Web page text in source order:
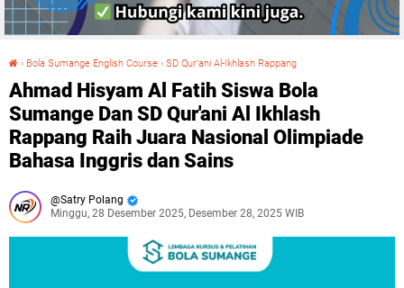
› Bola Sumange English Course › SD Qur'ani Al-Ikhlash Rappang
Ahmad Hisyam Al Fatih Siswa Bola
Sumange Dan SD Qur'ani Al Ikhlash
Rappang Raih Juara Nasional Olimpiade
Bahasa Inggris dan Sains
Satry Polang
Minggu, 28 Desember 2025, Desember 28, 2025 WIB